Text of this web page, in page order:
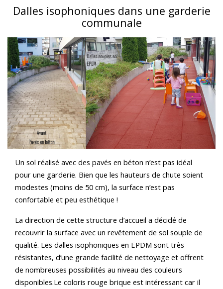
Dalles isophoniques dans une garderie
communale
Un sol réalisé avec des pavés en béton n’est pas idéal
pour une garderie. Bien que les hauteurs de chute soient
modestes (moins de 50 cm), la surface n’est pas
confortable et peu esthétique !
La direction de cette structure d’accueil a décidé de
recouvrir la surface avec un revêtement de sol souple de
qualité. Les dalles isophoniques en EPDM sont très
résistantes, d’une grande facilité de nettoyage et offrent
de nombreuses possibilités au niveau des couleurs
disponibles.Le coloris rouge brique est intéressant car il